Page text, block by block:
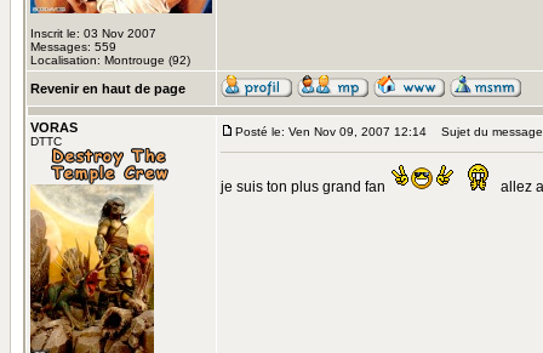
Inscrit le: 03 Nov 2007
Messages: 559
Localisation: Montrouge (92)
Revenir en haut de page
VORAS
DTTC
Posté le: Ven Nov 09, 2007 12:14 Sujet du
je suis ton plus grand fan allez